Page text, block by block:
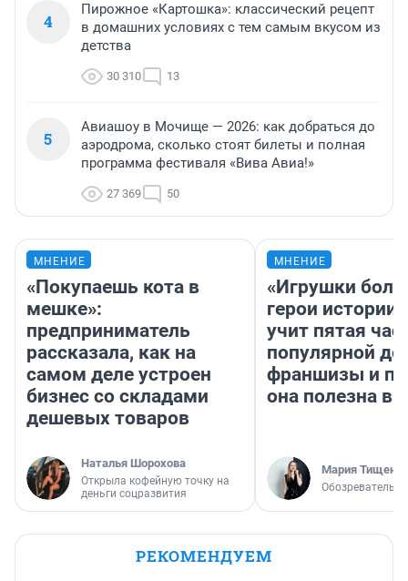
4
Пирожное «Картошка»: классический рецепт
в домашних условиях с тем самым вкусом из
детства
30 310 13
5
Авиашоу в Мочище — 2026: как добраться до
аэродрома, сколько стоят билеты и полная
программа фестиваля «Вива Авиа!»
27 369 50
МНЕНИЕ
«Покупаешь кота в
мешке»:
предприниматель
рассказала, как на
самом деле устроен
бизнес со складами
дешевых товаров
Наталья Шорохова
Открыла кофейную точку на
деньги соцразвития
МНЕНИЕ
«Игрушки
герои
учит пятая
популярной
франшизы и
она полезна
Мария Тищенко
Обозреватель
РЕКОМЕНДУЕМ